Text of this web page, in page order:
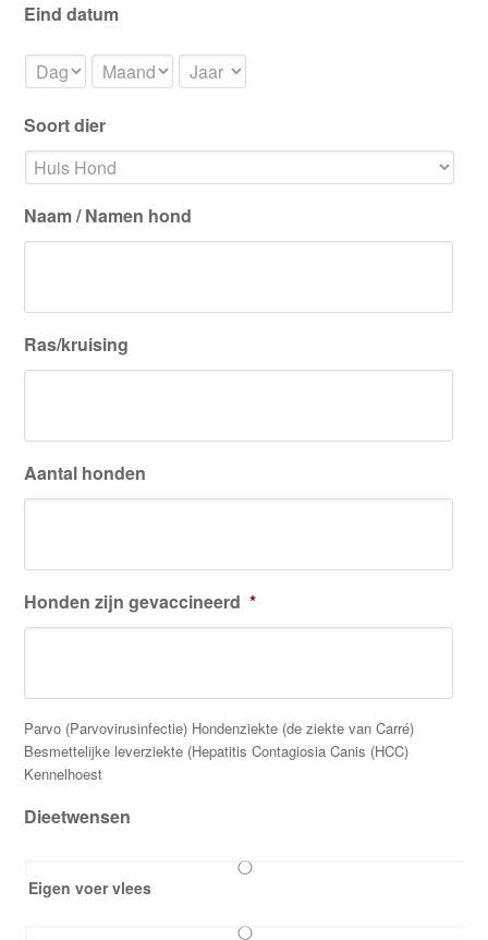
Eind datum
Dag Maand Jaar
Soort dier
Naam / Namen hond
Ras/kruising
Aantal honden
Honden zijn gevaccineerd *
Parvo (Parvovirusinfectie) Hondenziekte (de ziekte van Carré)
Besmettelijke leverziekte (Hepatitis Contagiosia Canis (HCC)
Kennelhoest
Dieetwensen
Eigen voer vlees